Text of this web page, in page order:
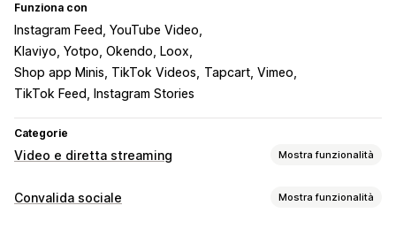
Funziona con
Instagram Feed, YouTube Video
Klaviyo, Yotpo, Okendo, Loox
Shop app Minis, TikTok Videos
Tapcart, Vimeo
TikTok Feed, Instagram Stories
Categorie
Video e diretta streaming Mostra funzionalità
Gestione dei video
Convalida sociale Mostra funzionalità